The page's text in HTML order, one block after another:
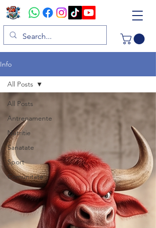
Info
All Posts
Antrenamente
Nutritie
Sanatate
Sport
Comunitate
All Posts